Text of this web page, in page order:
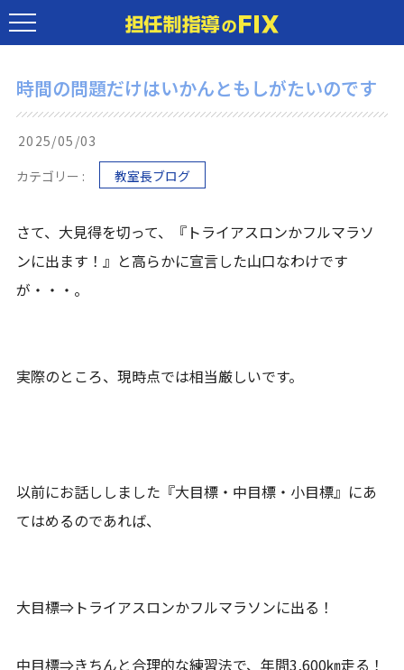
時間の問題だけはいかんともしがたいのです
2025/05/03
カテゴリー :
教室長ブログ
さて、大見得を切って、『トライアスロンかフルマラソ
ンに出ます！』と高らかに宣言した山口なわけです
が・・・。
実際のところ、現時点では相当厳しいです。
以前にお話ししました『大目標・中目標・小目標』にあ
てはめるのであれば、
大目標⇒トライアスロンかフルマラソンに出る！
中目標⇒きちんと合理的な練習法で、年間3,600㎞走る！